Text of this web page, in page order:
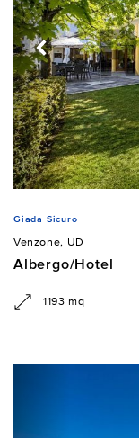
Giada Sicuro
Venzone, UD
Albergo/Hotel
1193 mq